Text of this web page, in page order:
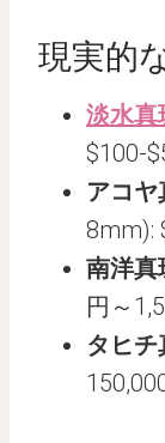
現実的
淡水真
$100-
アコ
8mm):
南洋真
円～
タヒチ